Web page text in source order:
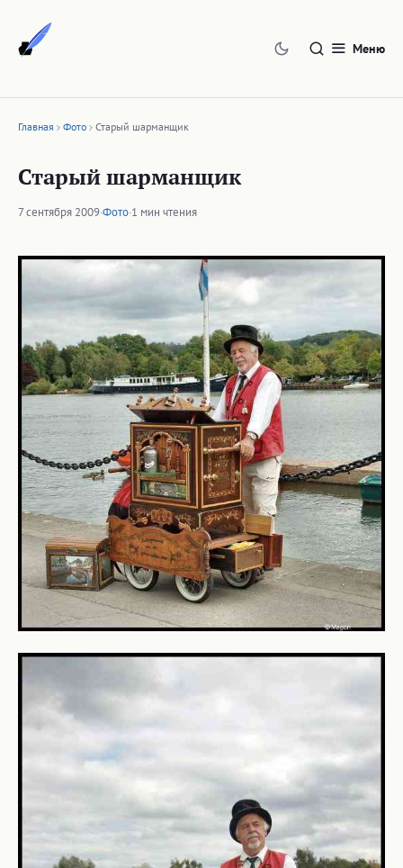
содержимому
Меню
Главная Фото Старый шарманщик
Старый шарманщик
7 сентября 2009·Фото·1 мин чтения